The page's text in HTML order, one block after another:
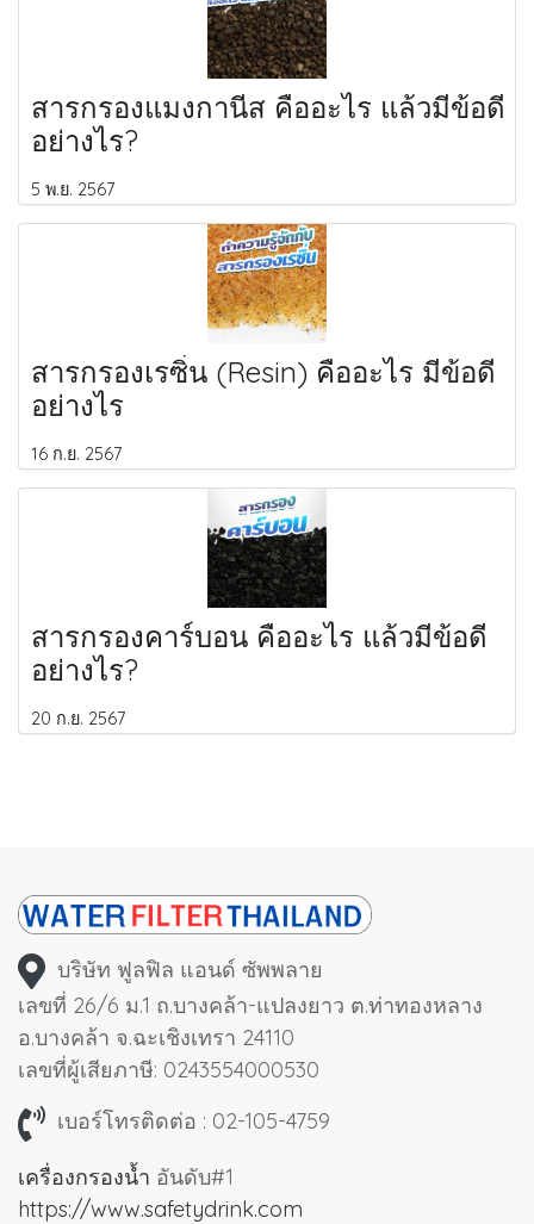
สารกรองแมงกานีส คืออะไร แล้วมีข้อดี
อย่างไร?
5 พ.ย. 2567
สารกรองเรซิ่น (Resin) คืออะไร มีข้อดี
อย่างไร
16 ก.ย. 2567
สารกรองคาร์บอน คืออะไร แล้วมีข้อดี
อย่างไร?
20 ก.ย. 2567
บริษัท ฟูลฟิล แอนด์ ซัพพลาย
เลขที่ 26/6 ม.1 ถ.บางคล้า-แปลงยาว ต.ท่าทองหลาง
อ.บางคล้า จ.ฉะเชิงเทรา 24110
เลขที่ผู้เสียภาษี: 0243554000530
เบอร์โทรติดต่อ : 02-105-4759
เครื่องกรองน้ำ อันดับ#1
https://www.safetydrink.com